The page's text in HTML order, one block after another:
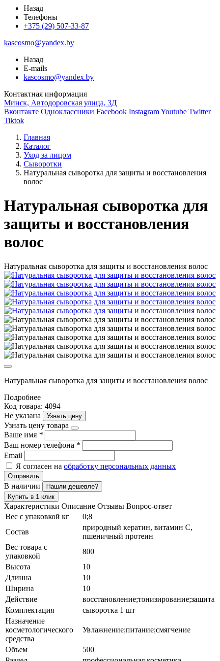
Назад
Телефоны
+375 (29) 507-33-87
kascosmo@yandex.by
Назад
E-mails
kascosmo@yandex.by
Контактная информация
Минск, Автодоровская улица, 3Д
Вконтакте Одноклассники Facebook InstagramYoutube Twitter
Tiktok
Главная
Каталог
Уход за лицом
Сыворотки
Натуральная сыворотка для защиты и восстановления
волос
Натуральная сыворотка для
защиты и восстановления
волос
Натуральная сыворотка для защиты и восстановления волос
Натуральная сыворотка для защиты и восстановления волос
Подробнее
Код товара: 4094
Не указана
Узнать цену
Узнать цену товара
Ваше имя *
Ваш номер телефона *
Email
Я согласен на обработку персональных данных
Отправить
В наличии
Нашли дешевле?
Купить в 1 клик
Характеристики Описание Отзывы Вопрос-ответ
Вес с упаковкой кг
0;8
Состав
природный кератин, витамин С,
пшеничный протеин
Вес товара с
упаковкой
800
Высота
10
Длинна
10
Ширина
10
Действие
восстановление;тонизирование;защита
Комплектация
сыворотка 1 шт
Назначение
косметологического
средства
Увлажнение;питание;смягчение
Объем
500